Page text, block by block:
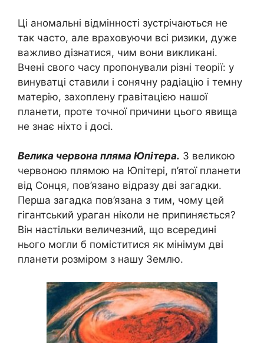
Ці аномальні відмінності зустрічаються не
так часто, але враховуючи всі ризики, дуже
важливо дізнатися, чим вони викликані.
Вчені свого часу пропонували різні теорії: у
винуватці ставили і сонячну радіацію і темну
матерію, захоплену гравітацією нашої
планети, проте точної причини цього явища
не знає ніхто і досі.
Велика червона пляма Юпітера. З великою
червоною плямою на Юпітері, п’ятої планети
від Сонця, пов’язано відразу дві загадки.
Перша загадка пов’язана з тим, чому цей
гігантський ураган ніколи не припиняється?
Він настільки величезний, що всередині
нього могли б поміститися як мінімум дві
планети розміром з нашу Землю.